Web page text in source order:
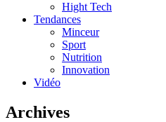
Hight Tech
Tendances
Minceur
Sport
Nutrition
Innovation
Vidéo
Archives